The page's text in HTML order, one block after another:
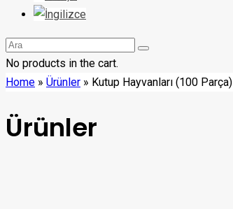
No products in the cart.
Home » Ürünler » Kutup Hayvanları (100 Parça)
Ürünler